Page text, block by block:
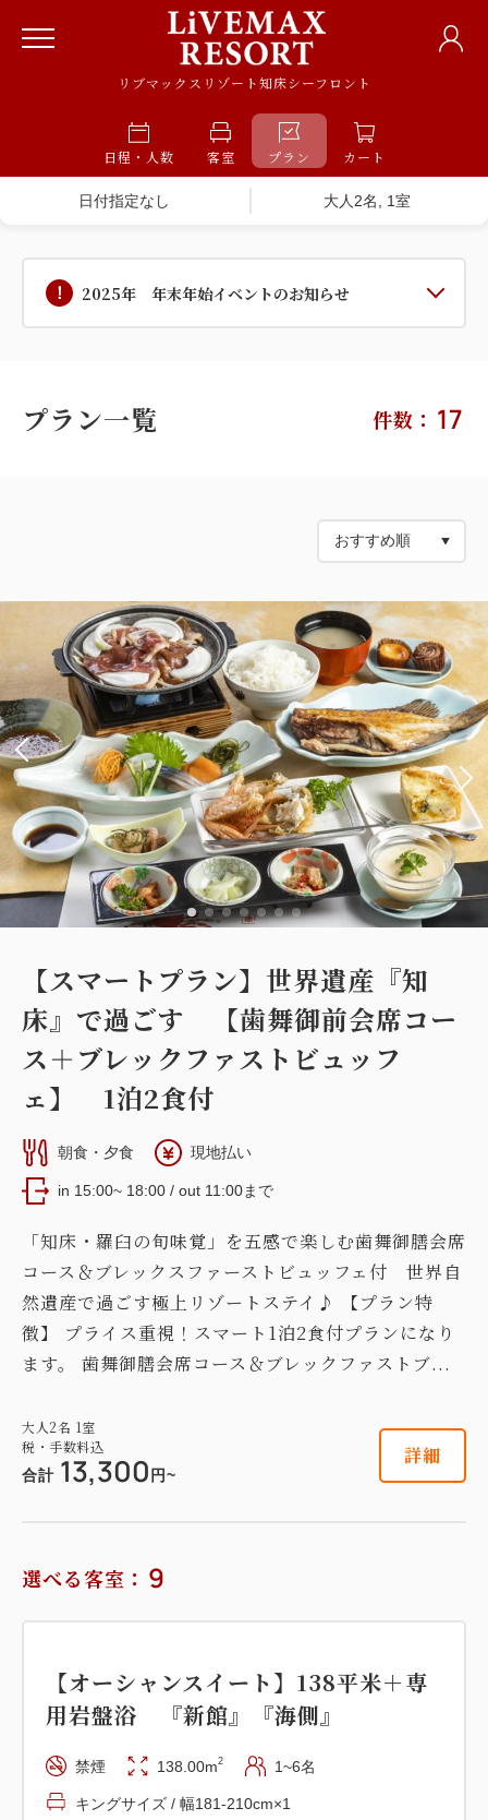
リブマックスリゾート知床シーフロント
日程・人数 客室 プラン カート
日付指定なし 大人2名, 1室
2025年 年末年始イベントのお知らせ
プラン一覧 件数： 17
【スマートプラン】世界遺産『知
床』で過ごす 【歯舞御前会席コー
ス＋ブレックファストビュッフ
ェ】 1泊2食付
朝食・夕食 現地払い
in 15:00~ 18:00 / out 11:00まで
「知床・羅臼の旬味覚」を五感で楽しむ歯舞御膳会席
コース＆ブレックスファーストビュッフェ付 世界自
然遺産で過ごす極上リゾートステイ♪ 【プラン特
徴】 プライス重視！スマート1泊2食付プランになり
ます。 歯舞御膳会席コース＆ブレックファストブ...
大人2名 1室
税・手数料込
合計 13,300 円~
詳細
選べる客室： 9
【オーシャンスイート】138平米＋専
用岩盤浴 『新館』『海側』
禁煙 138.00m2 1~6名
キングサイズ / 幅181-210cm×1